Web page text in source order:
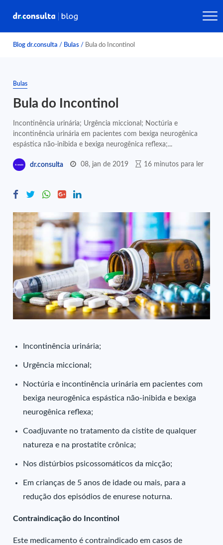
Blog dr.consulta / Bulas / Bula do Incontinol
Bulas
Bula do Incontinol
Incontinência urinária; Urgência miccional; Noctúria e
incontinência urinária em pacientes com bexiga neurogênica
espástica não-inibida e bexiga neurogênica reflexa;...
dr.consulta 08, jan de 2019 16 minutos para ler
Incontinência urinária;
Urgência miccional;
Noctúria e incontinência urinária em pacientes com
bexiga neurogênica espástica não-inibida e bexiga
neurogênica reflexa;
Coadjuvante no tratamento da cistite de qualquer
natureza e na prostatite crônica;
Nos distúrbios psicossomáticos da micção;
Em crianças de 5 anos de idade ou mais, para a
redução dos episódios de enurese noturna.
Contraindicação do Incontinol
Este medicamento é contraindicado em casos de